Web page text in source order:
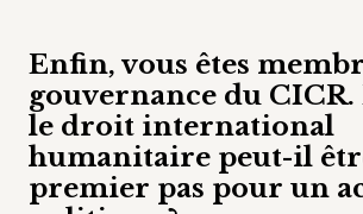
Enfin, vous êtes
gouvernance du
le droit international
humanitaire peut-il
premier pas pour un